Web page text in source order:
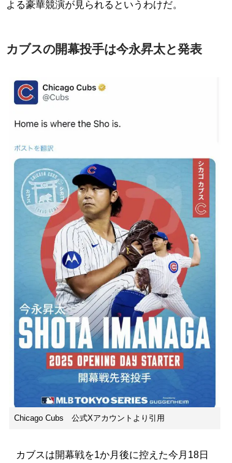
よる豪華競演が見られるというわけだ。
カブスの開幕投手は今永昇太と発表
Chicago Cubs 公式Xアカウントより引用
カブスは開幕戦を1か月後に控えた今月18日